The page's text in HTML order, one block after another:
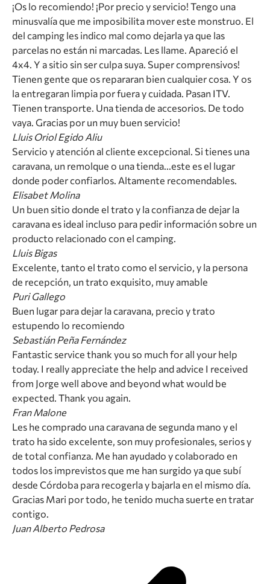
¡Os lo recomiendo! ¡Por precio y servicio! Tengo una
minusvalía que me imposibilita mover este monstruo. El
del camping les indico mal como dejarla ya que las
parcelas no están ni marcadas. Les llame. Apareció el
4x4. Y a sitio sin ser culpa suya. Super comprensivos!
Tienen gente que os repararan bien cualquier cosa. Y os
la entregaran limpia por fuera y cuidada. Pasan ITV.
Tienen transporte. Una tienda de accesorios. De todo
vaya. Gracias por un muy buen servicio!
Lluis Oriol Egido Aliu
Servicio y atención al cliente excepcional. Si tienes una
caravana, un remolque o una tienda...este es el lugar
donde poder confiarlos. Altamente recomendables.
Elisabet Molina
Un buen sitio donde el trato y la confianza de dejar la
caravana es ideal incluso para pedir información sobre un
producto relacionado con el camping.
Lluis Bigas
Excelente, tanto el trato como el servicio, y la persona
de recepción, un trato exquisito, muy amable
Puri Gallego
Buen lugar para dejar la caravana, precio y trato
estupendo lo recomiendo
Sebastián Peña Fernández
Fantastic service thank you so much for all your help
today. I really appreciate the help and advice I received
from Jorge well above and beyond what would be
expected. Thank you again.
Fran Malone
Les he comprado una caravana de segunda mano y el
trato ha sido excelente, son muy profesionales, serios y
de total confianza. Me han ayudado y colaborado en
todos los imprevistos que me han surgido ya que subí
desde Córdoba para recogerla y bajarla en el mismo día.
Gracias Mari por todo, he tenido mucha suerte en tratar
contigo.
Juan Alberto Pedrosa